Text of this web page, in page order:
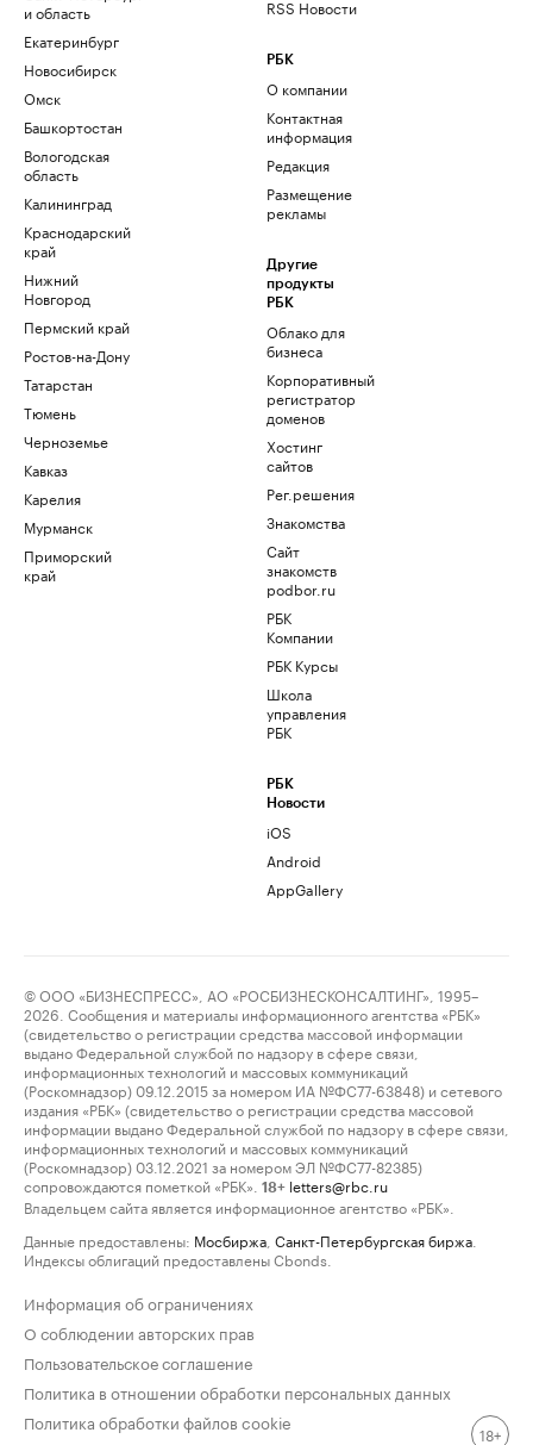
и область
Екатеринбург
Новосибирск
Омск
Башкортостан
Вологодская
область
Калининград
Краснодарский
край
Нижний
Новгород
Пермский край
Ростов-на-Дону
Татарстан
Тюмень
Черноземье
Кавказ
Карелия
Мурманск
Приморский
край
RSS Новости
РБК
О компании
Контактная
информация
Редакция
Размещение
рекламы
Другие
продукты
РБК
Облако для
бизнеса
Корпоративный
регистратор
доменов
Хостинг
сайтов
Рег.решения
Знакомства
Сайт
знакомств
podbor.ru
РБК
Компании
РБК Курсы
Школа
управления
РБК
РБК
Новости
iOS
Android
AppGallery
© ООО «БИЗНЕСПРЕСС», АО «РОСБИЗНЕСКОНСАЛТИНГ», 1995–
2026. Сообщения и материалы информационного агентства «РБК»
(свидетельство о регистрации средства массовой информации
выдано Федеральной службой по надзору в сфере связи,
информационных технологий и массовых коммуникаций
(Роскомнадзор) 09.12.2015 за номером ИА №ФС77-63848) и сетевого
издания «РБК» (свидетельство о регистрации средства массовой
информации выдано Федеральной службой по надзору в сфере связи,
информационных технологий и массовых коммуникаций
(Роскомнадзор) 03.12.2021 за номером ЭЛ №ФС77-82385)
сопровождаются пометкой «РБК».
18+ letters@rbc.ru
Владельцем сайта является информационное агентство «РБК».
Данные предоставлены: Мосбиржа Санкт-Петербургская биржа
Индексы облигаций предоставлены Cbonds.
Информация об ограничениях
О соблюдении авторских прав
Пользовательское соглашение
Политика в отношении обработки персональных данных
Политика обработки файлов cookie
18+